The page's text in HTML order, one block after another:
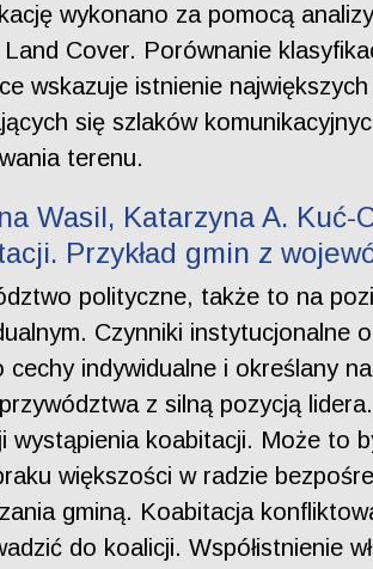
wykonano za pomocą
Cover. Porównanie
wskazuje istnienie
się szlaków
terenu.
Wasil, Katarzyna A. Kuć-
Przykład gmin z
polityczne, także to na
Czynniki instytucjonalne
cechy indywidualne i określany
z silną pozycją
wystąpienia koabitacji. Może to
większości w radzie
gminą. Koabitacja
do koalicji. Współistnienie